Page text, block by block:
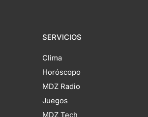
SERVICIOS
Clima
Horóscopo
MDZ Radio
Juegos
MDZ Tech